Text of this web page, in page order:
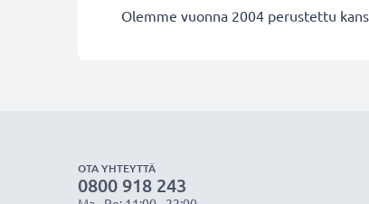
Olemme vuonna 2004 perustettu
OTA YHTEYTTÄ
0800 918 243